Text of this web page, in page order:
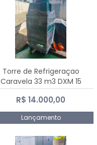
Torre de Refrigeraçao
Caravela 33 m3 DXM 15
R$ 14.000,00
Lançamento